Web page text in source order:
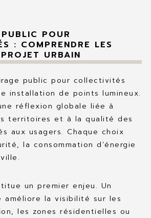
POUR
: COMPRENDRE LES
URBAIN
public pour collectivités
installation de points lumineux.
réflexion globale liée à
territoires et à la qualité des
aux usagers. Chaque choix
la consommation d’énergie
un premier enjeu. Un
améliore la visibilité sur les
les zones résidentielles ou